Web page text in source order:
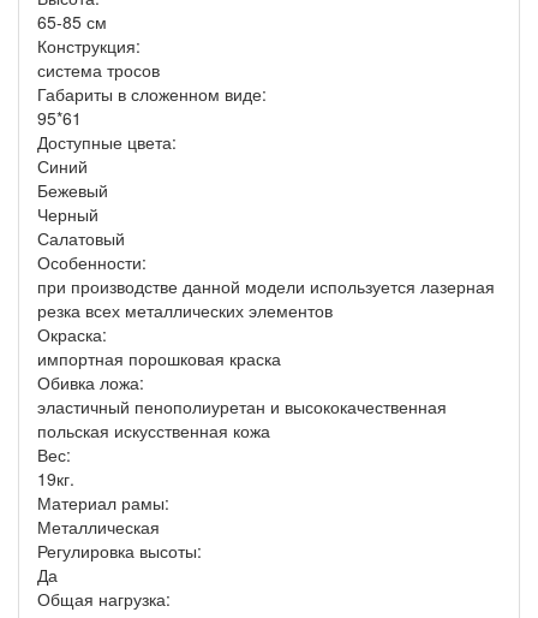
65-85 см
Конструкция:
система тросов
Габариты в сложенном виде:
95*61
Доступные цвета:
Синий
Бежевый
Черный
Салатовый
Особенности:
при производстве данной модели используется лазерная
резка всех металлических элементов
Окраска:
импортная порошковая краска
Обивка ложа:
эластичный пенополиуретан и высококачественная
польская искусственная кожа
Вес:
19кг.
Материал рамы:
Металлическая
Регулировка высоты:
Да
Общая нагрузка: